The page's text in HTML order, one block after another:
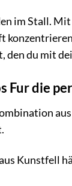
im Stall.
du mit
die
Kunstfell